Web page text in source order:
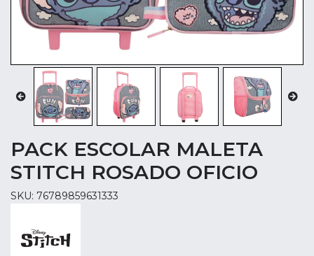
PACK ESCOLAR MALETA
STITCH ROSADO OFICIO
SKU: 76789859631333